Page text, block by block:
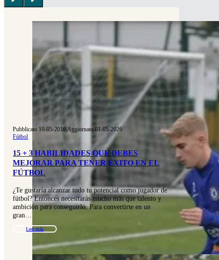
Pubblicato 10-05-2016|Aggiornato 01-05-2026
Fútbol
15 + 3 HABILIDADES QUE DEBES
MEJORAR PARA TENER ÉXITO EN EL
FÚTBOL
¿Te gustaría alcanzar todo tu potencial como jugador de
fútbol? Entonces necesitarás mucho más que talento y
ambición para conseguirlo. Para convertirte en un
gran…
Leer más